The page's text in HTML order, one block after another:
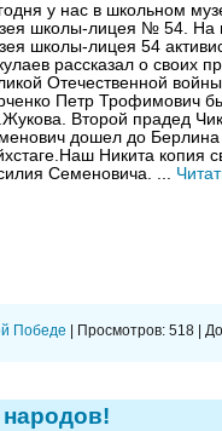
у нас в школьном
школы-лицея № 54. На
школы-лицея 54
рассказал о своих
Отечественной
Петр Трофимович
Второй прадед
дошел до Берлина
Никита копия
Семеновича. ...
Победе Просмотров: 518